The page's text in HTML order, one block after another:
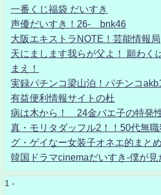
一番くじ福袋 だいすき
声優だいすき！26- bnk46
大阪エキストラNOTE！芸能情報局
天にまします我らが父よ！ 願わく
まえ！
実録パチンコ梁山泊！パチンコ
有益便利情報サイトの杜
病は木から！ 24金バエ子の特発
真・モリタダッフル2！！50代無
グ・ゲイなー女装子オネエ的まと
韓国ドラマcinemaだいすき-僕が見
1 -